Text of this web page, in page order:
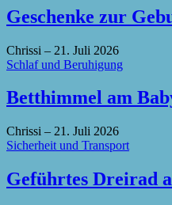
Geschenke zur
Chrissi – 21. Juli 2026
Schlaf und Beruhigung
Betthimmel am
Chrissi – 21. Juli 2026
Sicherheit und Transport
Geführtes Dreirad